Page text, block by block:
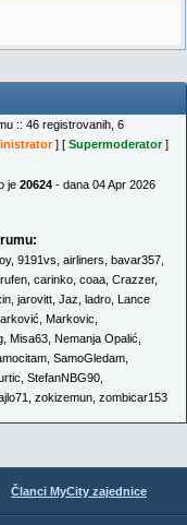
:: 46 registrovanih, 6
] [ Supermoderator]
je 20624 - dana 04 Apr 2026
, 9191vs airliners bavar357
carinko coaa Crazzer,
jarovitt Jaz ladro Lance
Markovic
Misa63 Nemanja Opalić
SamoGledam
StefanNBG90
zokizemun zombicar153
Članci MyCity zajednice